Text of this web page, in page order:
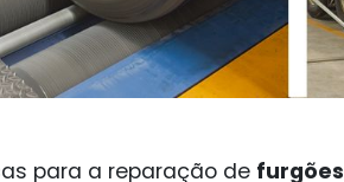
para a reparação de